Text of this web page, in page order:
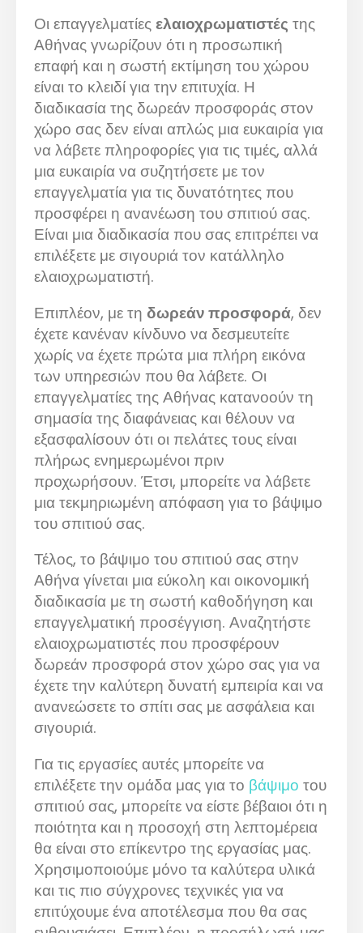
Οι επαγγελματίεςελαιοχρωματιστές της
Αθήνας γνωρίζουν ότι η προσωπική
επαφή και η σωστή εκτίμηση του χώρου
είναι το κλειδί για την επιτυχία. Η
διαδικασία της δωρεάν προσφοράς στον
χώρο σας δεν είναι απλώς μια ευκαιρία για
να λάβετε πληροφορίες για τις τιμές, αλλά
μια ευκαιρία να συζητήσετε με τον
επαγγελματία για τις δυνατότητες που
προσφέρει η ανανέωση του σπιτιού σας.
Είναι μια διαδικασία που σας επιτρέπει να
επιλέξετε με σιγουριά τον κατάλληλο
ελαιοχρωματιστή.
Επιπλέον, με τηδωρεάν προσφορά, δεν
έχετε κανέναν κίνδυνο να δεσμευτείτε
χωρίς να έχετε πρώτα μια πλήρη εικόνα
των υπηρεσιών που θα λάβετε. Οι
επαγγελματίες της Αθήνας κατανοούν τη
σημασία της διαφάνειας και θέλουν να
εξασφαλίσουν ότι οι πελάτες τους είναι
πλήρως ενημερωμένοι πριν
προχωρήσουν. Έτσι, μπορείτε να λάβετε
μια τεκμηριωμένη απόφαση για το βάψιμο
του σπιτιού σας.
Τέλος, το βάψιμο του σπιτιού σας στην
Αθήνα γίνεται μια εύκολη και οικονομική
διαδικασία με τη σωστή καθοδήγηση και
επαγγελματική προσέγγιση. Αναζητήστε
ελαιοχρωματιστές που προσφέρουν
δωρεάν προσφορά στον χώρο σας για να
έχετε την καλύτερη δυνατή εμπειρία και να
ανανεώσετε το σπίτι σας με ασφάλεια και
σιγουριά.
Για τις εργασίες αυτές μπορείτε να
επιλέξετε την ομάδα μας για το βάψιμο του
σπιτιού σας, μπορείτε να είστε βέβαιοι ότι η
ποιότητα και η προσοχή στη λεπτομέρεια
θα είναι στο επίκεντρο της εργασίας μας.
Χρησιμοποιούμε μόνο τα καλύτερα υλικά
και τις πιο σύγχρονες τεχνικές για να
επιτύχουμε ένα αποτέλεσμα που θα σας